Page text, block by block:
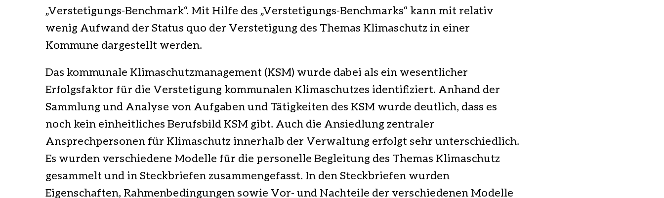
„Verstetigungs-Benchmark“. Mit Hilfe des „Verstetigungs-Benchmarks“ kann mit relativ
wenig Aufwand der Status quo der Verstetigung des Themas Klimaschutz in einer
Kommune dargestellt werden.
Das kommunale Klimaschutzmanagement (KSM) wurde dabei als ein wesentlicher
Erfolgsfaktor für die Verstetigung kommunalen Klimaschutzes identifiziert. Anhand der
Sammlung und Analyse von Aufgaben und Tätigkeiten des KSM wurde deutlich, dass es
noch kein einheitliches Berufsbild KSM gibt. Auch die Ansiedlung zentraler
Ansprechpersonen für Klimaschutz innerhalb der Verwaltung erfolgt sehr unterschiedlich.
Es wurden verschiedene Modelle für die personelle Begleitung des Themas Klimaschutz
gesammelt und in Steckbriefen zusammengefasst. In den Steckbriefen wurden
Eigenschaften, Rahmenbedingungen sowie Vor- und Nachteile der verschiedenen Modelle